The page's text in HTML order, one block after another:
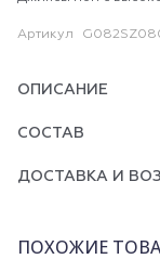
Артикул
ОПИСАНИЕ
СОСТАВ
ДОСТАВКА И
ПОХОЖИЕ